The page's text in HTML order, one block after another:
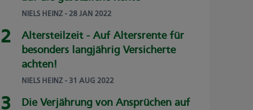
NIELS HEINZ- 28 JAN 2022
Altersteilzeit - Auf Altersrente für
besonders langjährig Versicherte
achten!
NIELS HEINZ- 31 AUG 2022
Die Verjährung von Ansprüchen auf